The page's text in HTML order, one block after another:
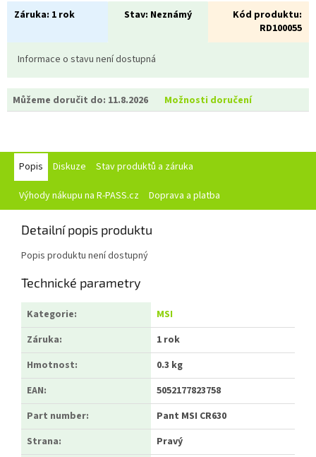
Záruka: 1 rok Stav: Neznámý
Kód produktu:
RD100055
Informace o stavu není dostupná
Můžeme doručit do: 11.8.2026 Možnosti doručení
Popis Diskuze Stav produktů a záruka
Výhody nákupu na R-PASS.cz Doprava a platba
Detailní popis produktu
Popis produktu není dostupný
Technické parametry
Kategorie:
MSI
Záruka:
1 rok
Hmotnost:
0.3 kg
EAN:
5052177823758
Part number:
Pant MSI CR630
Strana:
Pravý